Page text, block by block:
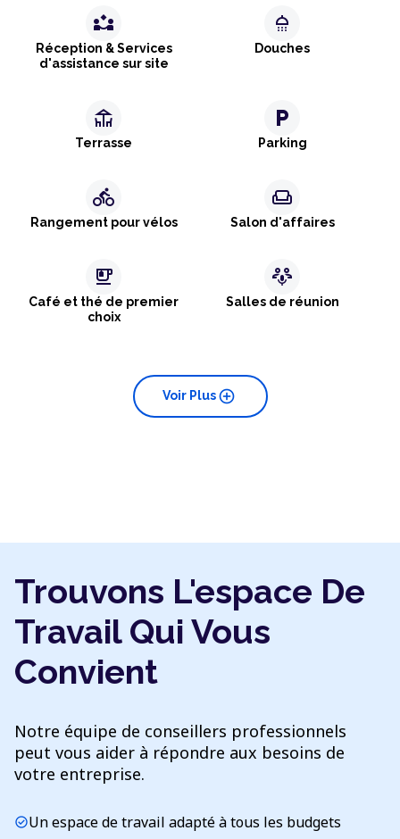
partner_exchange
Réception & Services
d'assistance sur site
shower
Douches
deck
Terrasse
local_parking
Parking
directions_bike
Rangement pour vélos
weekend
Salon d'affaires
emoji_food_beverage
Café et thé de premier
choix
adaptive_audio_mic
Salles de réunion
add_circle
Voir Plus
Trouvons L'espace De
Travail Qui Vous
Convient
Notre équipe de conseillers professionnels
peut vous aider à répondre aux besoins de
votre entreprise.
check_circleUn espace de travail adapté à tous les budgets